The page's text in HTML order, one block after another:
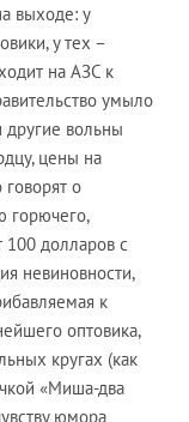
выходе: у
у тех –
на АЗС к
умыло
другие вольны
цены на
о
горючего,
100 долларов с
невиновности,
к
оптовика,
кругах (как
«Миша-два
юмора